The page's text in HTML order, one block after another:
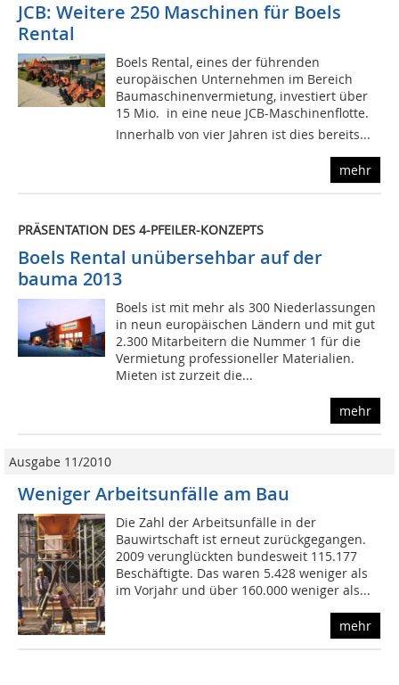
JCB: Weitere 250 Maschinen für Boels
Rental
Boels Rental, eines der führenden
europäischen Unternehmen im Bereich
Baumaschinenvermietung, investiert über
15 Mio.  in eine neue JCB-Maschinenflotte.
Innerhalb von vier Jahren ist dies bereits...
mehr
PRÄSENTATION DES 4-PFEILER-KONZEPTS
Boels Rental unübersehbar auf der
bauma 2013
Boels ist mit mehr als 300 Niederlassungen
in neun europäischen Ländern und mit gut
2.300 Mitarbeitern die Nummer 1 für die
Vermietung professioneller Materialien.
Mieten ist zurzeit die...
mehr
Ausgabe 11/2010
Weniger Arbeitsunfälle am Bau
Die Zahl der Arbeitsunfälle in der
Bauwirtschaft ist erneut zurückgegangen.
2009 verunglückten bundesweit 115.177
Beschäftigte. Das waren 5.428 weniger als
im Vorjahr und über 160.000 weniger als...
mehr